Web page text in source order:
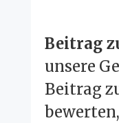
Beitrag
unsere
Beitrag